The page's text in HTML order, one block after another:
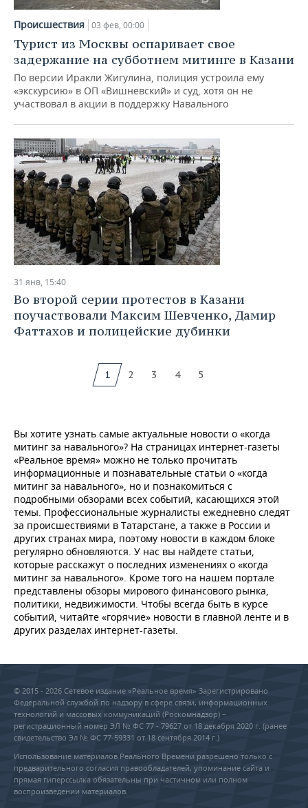
Происшествия 03 фев, 00:00
Турист из Москвы оспаривает свое
задержание на субботнем митинге в Казани
По версии Иракли Жигулина, полиция устроила ему
«экскурсию» в ОП «Вишневский» и суд, хотя он не
участвовал в акции в поддержку Навального
31 янв, 15:40
Во второй серии протестов в Казани
поучаствовали Максим Шевченко, Дамир
Фаттахов и полицейские дубинки
1 2 3 4 5
Вы хотите узнать самые актуальные новости о «когда
митинг за навального»? На страницах интернет-газеты
«Реальное время» можно не только прочитать
информационные и познавательные статьи о «когда
митинг за навального», но и познакомиться с
подробными обзорами всех событий, касающихся этой
темы. Профессиональные журналисты ежедневно следят
за происшествиями в Татарстане, а также в России и
других странах мира, поэтому новости в каждом блоке
регулярно обновляются. У нас вы найдете статьи,
которые расскажут о последних изменениях о «когда
митинг за навального». Кроме того на нашем портале
представлены обзоры мирового финансового рынка,
политики, недвижимости. Чтобы всегда быть в курсе
событий, читайте «горячие» новости в главной ленте и в
других разделах интернет-газеты.
© 2015 - 2026 Сетевое издание «Реальное время» Зарегистрировано
Федеральной службой по надзору в сфере связи, информационных
технологий и массовых коммуникаций (Роскомнадзор) –
регистрационный номер ЭЛ № ФС 77 - 79627 от 18 декабря 2020 г. (ранее
свидетельство Эл № ФС 77-59331 от 18 сентября 2014 г.)
Использование материалов Реального Времени разрешено только с
предварительного согласия правообладателей, упоминание сайта и
прямая гиперссылка обязательны при частичном или полном
воспроизведении материалов.